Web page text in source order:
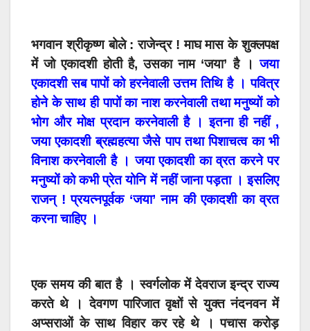
भगवान श्रीकृष्ण बोले : राजेन्द्र ! माघ मास के शुक्लपक्ष
में जो एकादशी होती है, उसका नाम ‘जया’ है । जया
एकादशी सब पापों को हरनेवाली उत्तम तिथि है । पवित्र
होने के साथ ही पापों का नाश करनेवाली तथा मनुष्यों को
भोग और मोक्ष प्रदान करनेवाली है । इतना ही नहीं ,
जया एकादशी ब्रह्महत्या जैसे पाप तथा पिशाचत्व का भी
विनाश करनेवाली है । जया एकादशी का व्रत करने पर
मनुष्यों को कभी प्रेत योनि में नहीं जाना पड़ता । इसलिए
राजन् ! प्रयत्नपूर्वक ‘जया’ नाम की एकादशी का व्रत
करना चाहिए ।
एक समय की बात है । स्वर्गलोक में देवराज इन्द्र राज्य
करते थे । देवगण पारिजात वृक्षों से युक्त नंदनवन में
अप्सराओं के साथ विहार कर रहे थे । पचास करोड़